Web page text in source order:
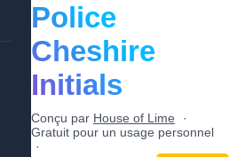
Police
Cheshire
Initials
Conçu par House of Lime
Gratuit pour un usage personnel